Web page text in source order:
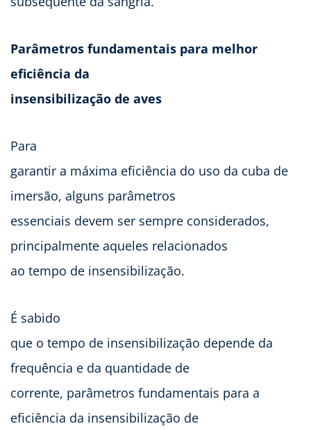
Parâmetros fundamentais para melhor
eficiência da
insensibilização de aves
Para
garantir a máxima eficiência do uso da cuba de
imersão, alguns parâmetros
essenciais devem ser sempre considerados,
principalmente aqueles relacionados
ao tempo de insensibilização.
É sabido
que o tempo de insensibilização depende da
frequência e da quantidade de
corrente, parâmetros fundamentais para a
eficiência da insensibilização de